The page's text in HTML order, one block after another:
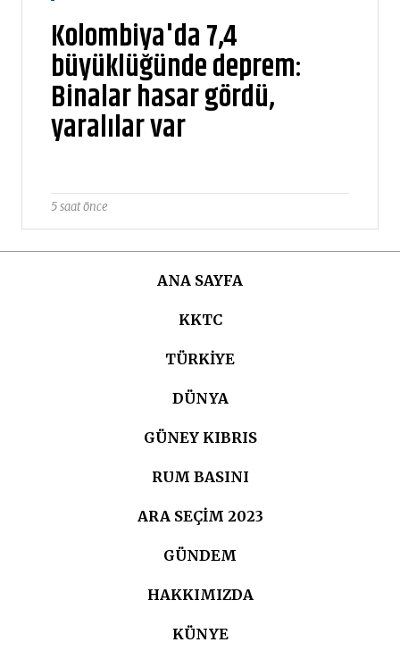
Kolombiya'da 7,4
büyüklüğünde deprem:
Binalar hasar gördü,
yaralılar var
5 saat önce
ANA SAYFA
KKTC
TÜRKIYE
DÜNYA
GÜNEY KIBRIS
RUM BASINI
ARA SEÇIM 2023
GÜNDEM
HAKKIMIZDA
KÜNYE